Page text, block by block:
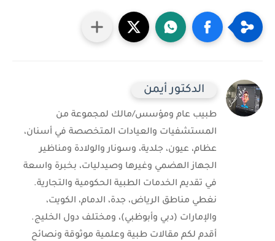
الدكتور أيمن
طبيب عام ومؤسس/مالك لمجموعة من
المستشفيات والعيادات المتخصصة في أسنان،
عظام، عيون، جلدية، وسونار والولادة ومناظير
الجهاز الهضمي وغيرها وصيدليات، بخبرة واسعة
في تقديم الخدمات الطبية الحكومية والتجارية.
نغطي مناطق الرياض، جدة، الدمام، الكويت،
والإمارات (دبي وأبوظبي)، ومختلف دول الخليج.
أقدم لكم مقالات طبية وعلمية موثوقة ونصائح